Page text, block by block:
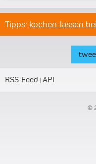
Tipps: kochen-lassen
RSS-Feed | API
©